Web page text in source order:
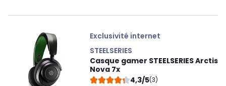
Exclusivité internet
STEELSERIES
Casque gamer STEELSERIES Arctis
Nova 7x
4,3/5(3)